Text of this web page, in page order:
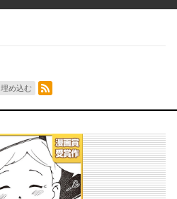
埋め込む
RSSフィード